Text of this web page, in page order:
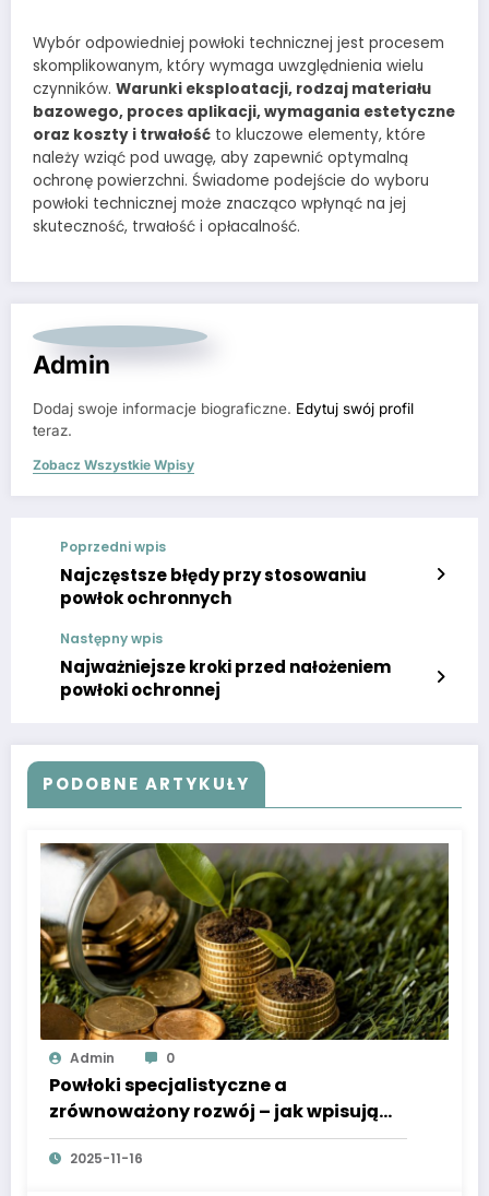
Wybór odpowiedniej powłoki technicznej jest procesem
skomplikowanym, który wymaga uwzględnienia wielu
czynników. Warunki eksploatacji, rodzaj materiału
bazowego, proces aplikacji, wymagania estetyczne
oraz koszty i trwałość to kluczowe elementy, które
należy wziąć pod uwagę, aby zapewnić optymalną
ochronę powierzchni. Świadome podejście do wyboru
powłoki technicznej może znacząco wpłynąć na jej
skuteczność, trwałość i opłacalność.
Admin
Dodaj swoje informacje biograficzne. Edytuj swój profil
teraz.
Zobacz Wszystkie Wpisy
Poprzedni wpis
Najczęstsze błędy przy stosowaniu
powłok ochronnych
Następny wpis
Najważniejsze kroki przed nałożeniem
powłoki ochronnej
PODOBNE ARTYKUŁY
Admin 0
Powłoki specjalistyczne a
zrównoważony rozwój – jak wpisują
się w gospodarkę obiegu
zamkniętego?
2025-11-16